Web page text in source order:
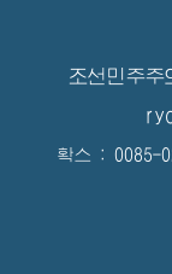
조선민주
확스 :